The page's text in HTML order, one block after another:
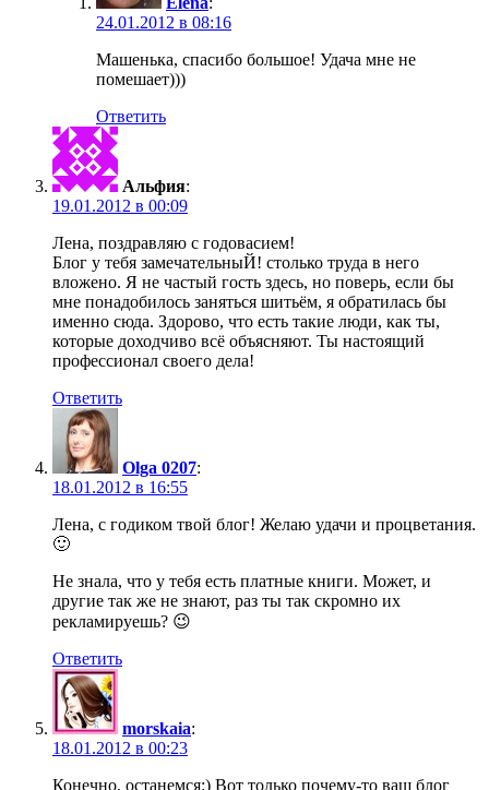
24.01.2012 в 08:16
Машенька, спасибо большое! Удача мне не
помешает)))
Ответить
Альфия:
19.01.2012 в 00:09
Лена, поздравляю с годовасием!
Блог у тебя замечательныЙ! столько труда в него
вложено. Я не частый гость здесь, но поверь, если бы
мне понадобилось заняться шитьём, я обратилась бы
именно сюда. Здорово, что есть такие люди, как ты,
которые доходчиво всё объясняют. Ты настоящий
профессионал своего дела!
Ответить
Olga 0207:
18.01.2012 в 16:55
Лена, с годиком твой блог! Желаю удачи и процветания.
🙂
Не знала, что у тебя есть платные книги. Может, и
другие так же не знают, раз ты так скромно их
рекламируешь? 😉
Ответить
morskaia:
18.01.2012 в 00:23
Конечно, останемся:) Вот только почему-то ваш блог